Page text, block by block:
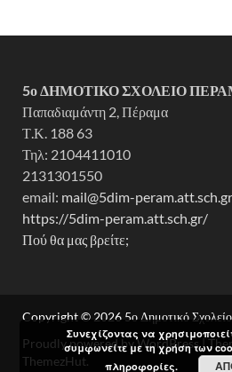
5ο ΔΗΜΟΤΙΚΟ ΣΧΟΛΕΙΟ
Παπαδιαμάντη 2, Πέραμα
Τ.Κ. 188 63
Τηλ: 2104411010
2131301550
email: mail@5dim-peram.att.sch.gr
https://5dim-peram.att.sch.gr/
Πού θα μας βρείτε;
Copyright © 2026 5ο Δημοτικό
Proudly powered by WordPress |
ThemezHut.
Συνεχίζοντας να
συμφωνείτε με τη χρήση των
πληροφορίες.